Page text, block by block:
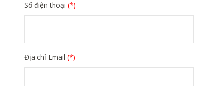
Số điện thoại (*)
Địa chỉ Email (*)